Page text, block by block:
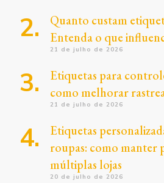
Quanto custam
Entenda o que
21 de julho de 2026
Etiquetas para
como melhorar
21 de julho de 2026
Etiquetas
roupas: como manter
múltiplas lojas
20 de julho de 2026